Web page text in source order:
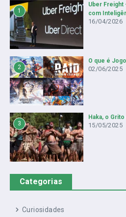
1
Uber Freight
com
16/04/2026
2
O que é
02/06/2025
3
Haka, o
15/05/2025
Categorias
Curiosidades